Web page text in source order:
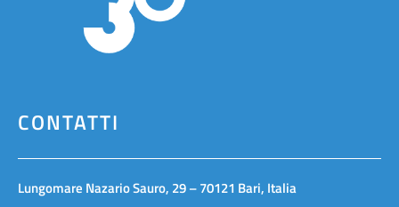
CONTATTI
Lungomare Nazario Sauro, 29 – 70121 Bari, Italia